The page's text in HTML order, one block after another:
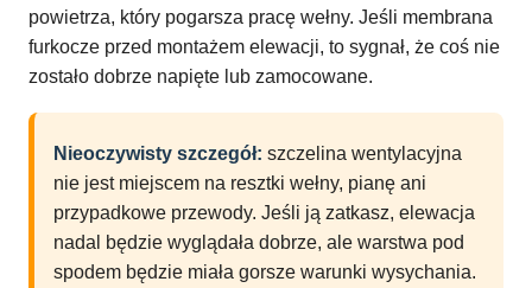
powietrza, który pogarsza pracę wełny. Jeśli membrana
furkocze przed montażem elewacji, to sygnał, że coś nie
zostało dobrze napięte lub zamocowane.
Nieoczywisty szczegół: szczelina wentylacyjna
nie jest miejscem na resztki wełny, pianę ani
przypadkowe przewody. Jeśli ją zatkasz, elewacja
nadal będzie wyglądała dobrze, ale warstwa pod
spodem będzie miała gorsze warunki wysychania.